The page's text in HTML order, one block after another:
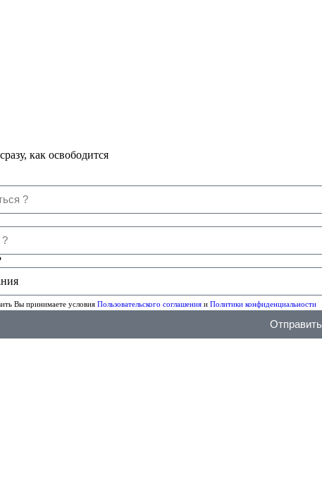
как освободится
Вы принимаете условия Пользовательского соглашения и Политики конфиденциальности
Отправить